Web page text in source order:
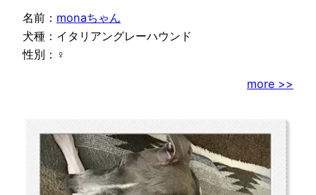
名前： monaちゃん
犬種：イタリアングレーハウンド
性別：♀
more >>